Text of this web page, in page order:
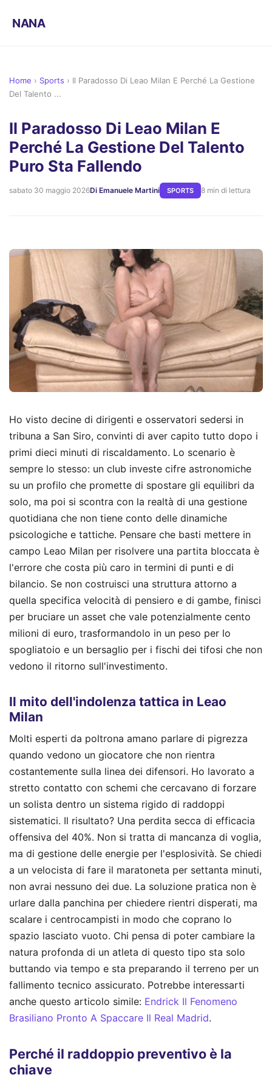
NANA
Home › Sports › Il Paradosso Di Leao Milan E Perché La Gestione
Del Talento ...
Il Paradosso Di Leao Milan E
Perché La Gestione Del Talento
Puro Sta Fallendo
sabato 30 maggio 2026Di Emanuele Martini SPORTS 8 min di lettura
Ho visto decine di dirigenti e osservatori sedersi in
tribuna a San Siro, convinti di aver capito tutto dopo i
primi dieci minuti di riscaldamento. Lo scenario è
sempre lo stesso: un club investe cifre astronomiche
su un profilo che promette di spostare gli equilibri da
solo, ma poi si scontra con la realtà di una gestione
quotidiana che non tiene conto delle dinamiche
psicologiche e tattiche. Pensare che basti mettere in
campo Leao Milan per risolvere una partita bloccata è
l'errore che costa più caro in termini di punti e di
bilancio. Se non costruisci una struttura attorno a
quella specifica velocità di pensiero e di gambe, finisci
per bruciare un asset che vale potenzialmente cento
milioni di euro, trasformandolo in un peso per lo
spogliatoio e un bersaglio per i fischi dei tifosi che non
vedono il ritorno sull'investimento.
Il mito dell'indolenza tattica in Leao
Milan
Molti esperti da poltrona amano parlare di pigrezza
quando vedono un giocatore che non rientra
costantemente sulla linea dei difensori. Ho lavorato a
stretto contatto con schemi che cercavano di forzare
un solista dentro un sistema rigido di raddoppi
sistematici. Il risultato? Una perdita secca di efficacia
offensiva del 40%. Non si tratta di mancanza di voglia,
ma di gestione delle energie per l'esplosività. Se chiedi
a un velocista di fare il maratoneta per settanta minuti,
non avrai nessuno dei due. La soluzione pratica non è
urlare dalla panchina per chiedere rientri disperati, ma
scalare i centrocampisti in modo che coprano lo
spazio lasciato vuoto. Chi pensa di poter cambiare la
natura profonda di un atleta di questo tipo sta solo
buttando via tempo e sta preparando il terreno per un
fallimento tecnico assicurato. Potrebbe interessarti
anche questo articolo simile: Endrick Il Fenomeno
Brasiliano Pronto A Spaccare Il Real Madrid.
Perché il raddoppio preventivo è la
chiave